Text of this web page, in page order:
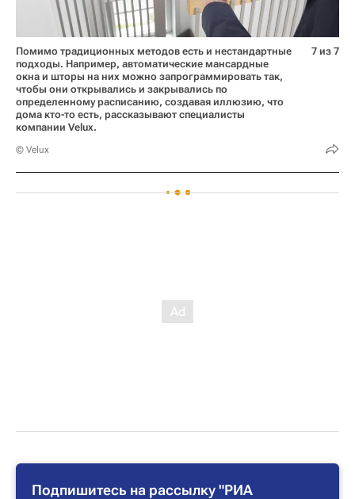
Помимо традиционных методов есть и нестандартные
подходы. Например, автоматические мансардные
окна и шторы на них можно запрограммировать так,
чтобы они открывались и закрывались по
определенному расписанию, создавая иллюзию, что
дома кто-то есть, рассказывают специалисты
компании Velux.
© Velux
7 из 7
Подпишитесь на рассылку "РИА